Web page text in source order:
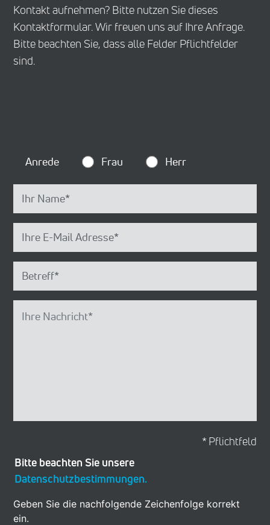
Kontakt aufnehmen? Bitte nutzen Sie dieses
Kontaktformular. Wir freuen uns auf Ihre Anfrage.
Bitte beachten Sie, dass alle Felder Pflichtfelder
sind.
Anrede Frau Herr
Bitte beachten Sie unsere
Datenschutzbestimmungen.
* Pflichtfeld
Geben Sie die nachfolgende Zeichenfolge korrekt
ein.